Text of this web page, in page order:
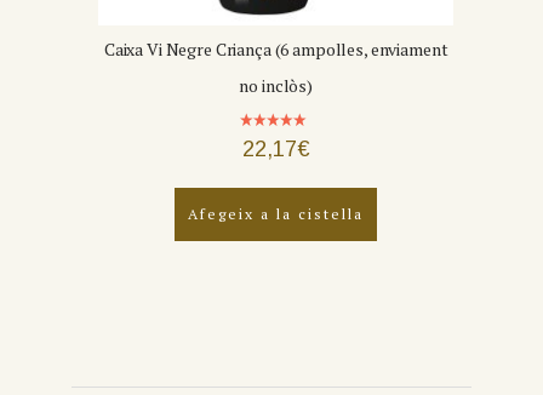
Caixa Vi Negre Criança (6 ampolles, enviament
no inclòs)
Puntuat
amb
de 5
22,17€
Afegeix a la cistella